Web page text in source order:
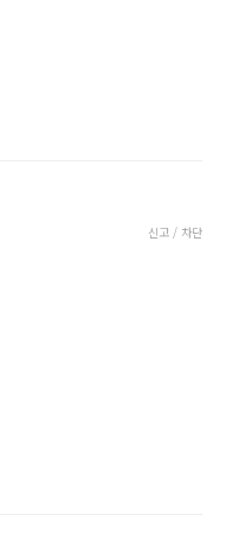
신고 / 차단